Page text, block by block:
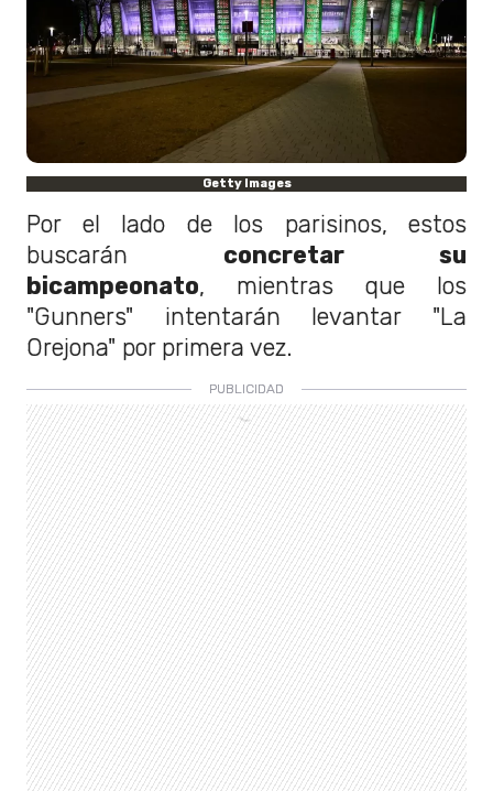
Getty Images
Por el lado de los parisinos, estos
buscarán concretar su
bicampeonato, mientras que los
"Gunners" intentarán levantar "La
Orejona" por primera vez.